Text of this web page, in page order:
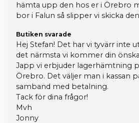
hämta upp den hos er i Örebro
bor i Falun så slipper vi skicka
Butiken svarade
Hej Stefan! Det har vi tyvärr inte
det närmsta vi kommer din
Japp vi erbjuder lagerhämtning
Örebro. Det väljer man i kassan
samband med betalning.
Tack för dina frågor!
Mvh
Jonny